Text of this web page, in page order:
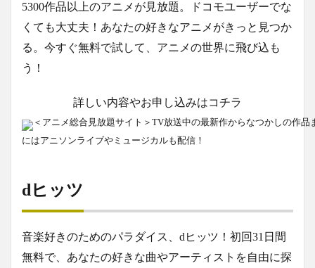
5300作品以上のアニメが見放題。ドコモユーザーでな
くても大丈夫！あなたの好きなアニメがきっと見つか
る。今すぐ無料で試して、アニメの世界に飛び込も
う！
詳しい内容やお申し込みはコチラ
＜アニメ総合見放題サイト＞TV放送中の最新作からなつかしの作
にはアニソンライブやミュージカルも配信！
dヒッツ
音楽好きのためのパラダイス、dヒッツ！初回31日間
無料で、あなたの好きな曲やアーティストを自由に探